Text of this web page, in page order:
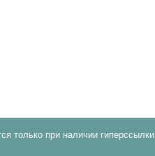
только при наличии гиперссылки